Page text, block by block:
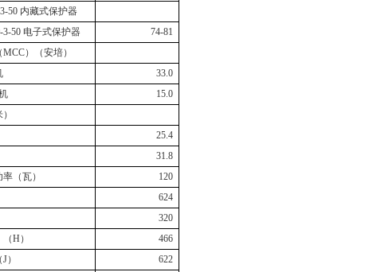
50 内藏式保护器
3-50 电子式保护器
74-81
MCC）（安培）
33.0
15.0
25.4
31.8
（瓦）
120
624
320
（H ）
466
J）
622